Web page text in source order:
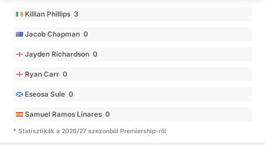
Killian Phillips 3
Jacob Chapman 0
Jayden Richardson 0
Ryan Carr 0
Eseosa Sule 0
Samuel Ramos Linares 0
* Statisztikák a 2026/27 szezonból Premiership-ről